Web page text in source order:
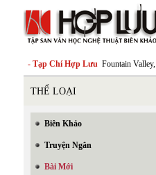
- Tạp Chí Hợp Lưu Fountain Valley,
THỂ LOẠI
Biên Khảo
Truyện Ngắn
Bài Mới